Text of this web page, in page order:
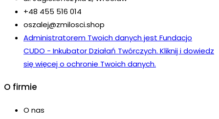
+48 455 516 014
oszalej@zmilosci.shop
Administratorem Twoich danych jest Fundacjo
CUDO - Inkubator Działań Twórczych. Kliknij i dowiedz
się więcej o ochronie Twoich danych.
O firmie
O nas